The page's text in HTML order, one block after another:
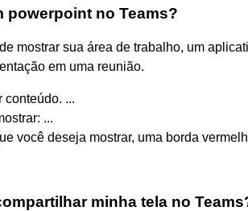
powerpoint no Teams?
mostrar sua área de trabalho, um
em uma reunião.
conteúdo. ...
...
você deseja mostrar, uma borda
minha tela no